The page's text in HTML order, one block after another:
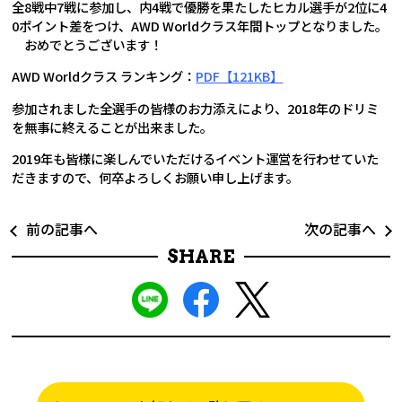
全8戦中7戦に参加し、内4戦で優勝を果たしたヒカル選手が2位に4
0ポイント差をつけ、AWD Worldクラス年間トップとなりました。
おめでとうございます！
AWD Worldクラス ランキング： PDF【121KB】
参加されました全選手の皆様のお力添えにより、2018年のドリミ
を無事に終えることが出来ました。
2019年も皆様に楽しんでいただけるイベント運営を行わせていた
だきますので、何卒よろしくお願い申し上げます。
前の記事へ
次の記事へ
SHARE